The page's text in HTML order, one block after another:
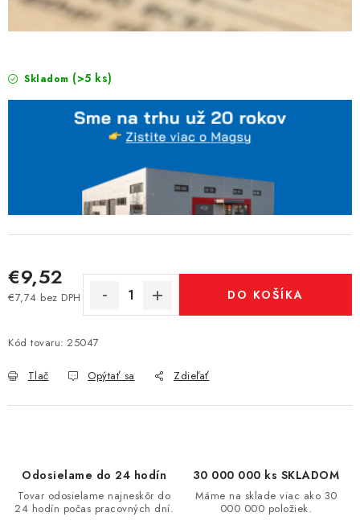
Skladom (>5 ks)
€9,52
€7,74 bez DPH
Jednotková cena:
DO KOŠÍKA
Kód tovaru: 25047
Tlač Opýtať sa Zdieľať
Odosielame do 24 hodín
Tovar odosielame najneskôr do
24 hodín počas pracovných dní.
30 000 000 ks SKLADOM
Máme na sklade viac ako 30
000 000 položiek.